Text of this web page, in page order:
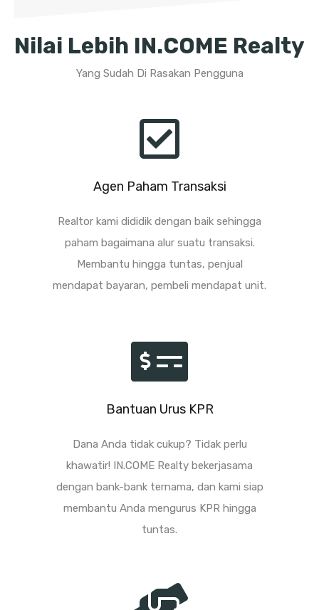
Nilai Lebih IN.COME Realty
Yang Sudah Di Rasakan Pengguna
Agen Paham Transaksi
Realtor kami dididik dengan baik sehingga
paham bagaimana alur suatu transaksi.
Membantu hingga tuntas, penjual
mendapat bayaran, pembeli mendapat unit.
Bantuan Urus KPR
Dana Anda tidak cukup? Tidak perlu
khawatir! IN.COME Realty bekerjasama
dengan bank-bank ternama, dan kami siap
membantu Anda mengurus KPR hingga
tuntas.